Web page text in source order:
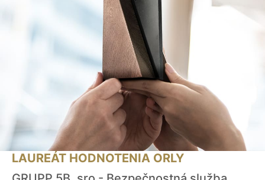
LAUREÁT HODNOTENIA ORLY